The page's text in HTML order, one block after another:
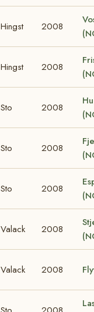
Hingst 2008
Hingst 2008
Sto 2008
Sto 2008
Sto 2008
Valack 2008
Valack 2008